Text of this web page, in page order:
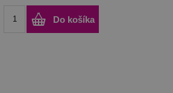
Do košíka